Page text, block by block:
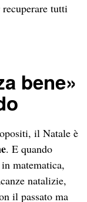
recuperare tutti
bene»
il Natale è
. E quando
matematica,
natalizie,
il passato ma